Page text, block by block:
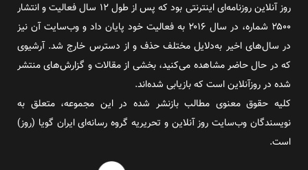
روز آنلاین روزنامه‌ای اینترنتی بود که پس از طول ۱۲ سال فعالیت و انتشار
۲۵۰۰ شماره، در سال ۲۰۱۶ به فعالیت خود پایان داد و وب‌سایت آن نیز
در سال‌های اخیر به‌دلایل مختلف حذف و از دسترس خارج شد. آرشیوی
که در حال حاضر مشاهده می‌کنید، بخشی از مقالات و گزارش‌های منتشر
شده در روزآنلاین است که بازیابی شده‌اند.
کلیه حقوق معنوی مطالب بازنشر شده در این مجموعه، متعلق به
نویسندگان وب‌سایت روز آنلاین و تحریریه گروه رسانه‌ای ایران گویا (روز)
است.